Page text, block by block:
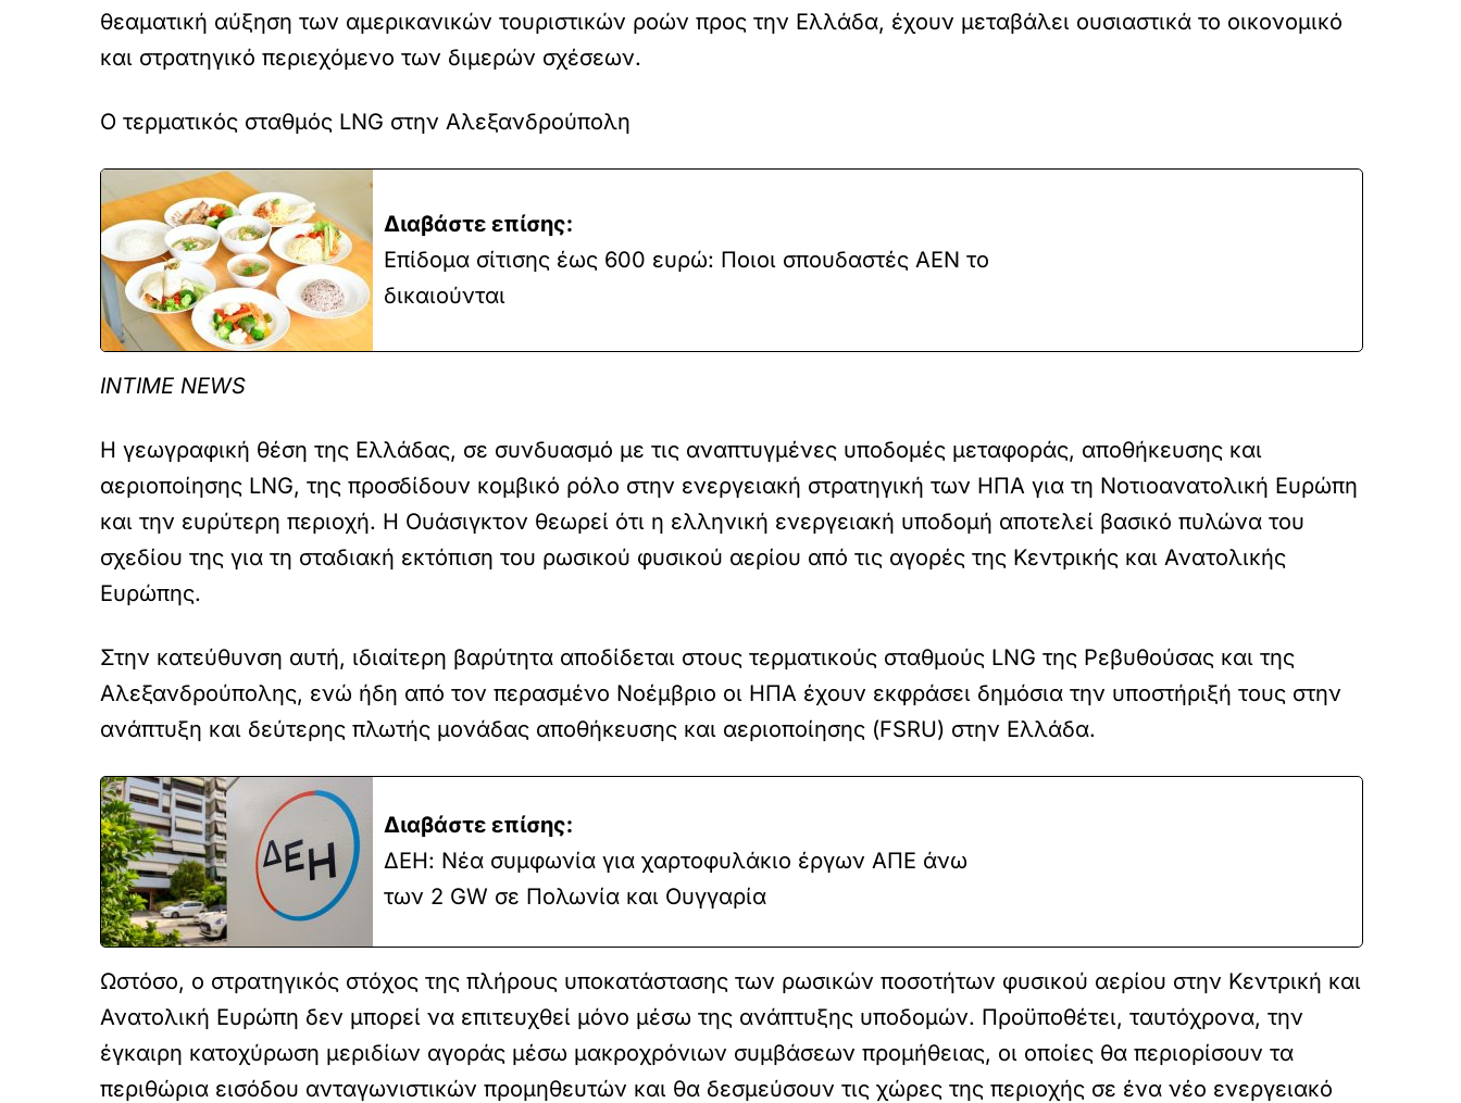
θεαματική αύξηση των αμερικανικών τουριστικών ροών προς την Ελλάδα, έχουν μεταβάλει ουσιαστικά το οικονομικό
και στρατηγικό περιεχόμενο των διμερών σχέσεων.
Ο τερματικός σταθμός LNG στην Αλεξανδρούπολη
Διαβάστε επίσης:
Επίδομα σίτισης έως 600 ευρώ: Ποιοι σπουδαστές ΑΕΝ το
δικαιούνται
INTIME NEWS
Η γεωγραφική θέση της Ελλάδας, σε συνδυασμό με τις αναπτυγμένες υποδομές μεταφοράς, αποθήκευσης και
αεριοποίησης LNG, της προσδίδουν κομβικό ρόλο στην ενεργειακή στρατηγική των ΗΠΑ για τη Νοτιοανατολική Ευρώπη
και την ευρύτερη περιοχή. Η Ουάσιγκτον θεωρεί ότι η ελληνική ενεργειακή υποδομή αποτελεί βασικό πυλώνα του
σχεδίου της για τη σταδιακή εκτόπιση του ρωσικού φυσικού αερίου από τις αγορές της Κεντρικής και Ανατολικής
Ευρώπης.
Στην κατεύθυνση αυτή, ιδιαίτερη βαρύτητα αποδίδεται στους τερματικούς σταθμούς LNG της Ρεβυθούσας και της
Αλεξανδρούπολης, ενώ ήδη από τον περασμένο Νοέμβριο οι ΗΠΑ έχουν εκφράσει δημόσια την υποστήριξή τους στην
ανάπτυξη και δεύτερης πλωτής μονάδας αποθήκευσης και αεριοποίησης (FSRU) στην Ελλάδα.
Διαβάστε επίσης:
ΔΕΗ: Νέα συμφωνία για χαρτοφυλάκιο έργων ΑΠΕ άνω
των 2 GW σε Πολωνία και Ουγγαρία
Ωστόσο, ο στρατηγικός στόχος της πλήρους υποκατάστασης των ρωσικών ποσοτήτων φυσικού αερίου στην Κεντρική και
Ανατολική Ευρώπη δεν μπορεί να επιτευχθεί μόνο μέσω της ανάπτυξης υποδομών. Προϋποθέτει, ταυτόχρονα, την
έγκαιρη κατοχύρωση μεριδίων αγοράς μέσω μακροχρόνιων συμβάσεων προμήθειας, οι οποίες θα περιορίσουν τα
περιθώρια εισόδου ανταγωνιστικών προμηθευτών και θα δεσμεύσουν τις χώρες της περιοχής σε ένα νέο ενεργειακό